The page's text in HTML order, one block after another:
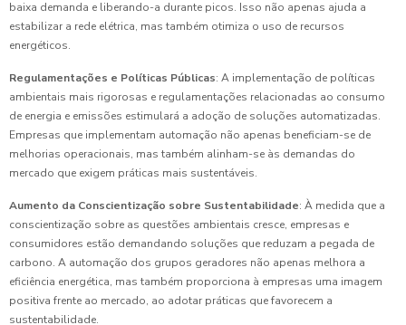
baixa demanda e liberando-a durante picos. Isso não apenas ajuda a
estabilizar a rede elétrica, mas também otimiza o uso de recursos
energéticos.
Regulamentações e Políticas Públicas: A implementação de políticas
ambientais mais rigorosas e regulamentações relacionadas ao consumo
de energia e emissões estimulará a adoção de soluções automatizadas.
Empresas que implementam automação não apenas beneficiam-se de
melhorias operacionais, mas também alinham-se às demandas do
mercado que exigem práticas mais sustentáveis.
Aumento da Conscientização sobre Sustentabilidade: À medida que a
conscientização sobre as questões ambientais cresce, empresas e
consumidores estão demandando soluções que reduzam a pegada de
carbono. A automação dos grupos geradores não apenas melhora a
eficiência energética, mas também proporciona à empresas uma imagem
positiva frente ao mercado, ao adotar práticas que favorecem a
sustentabilidade.